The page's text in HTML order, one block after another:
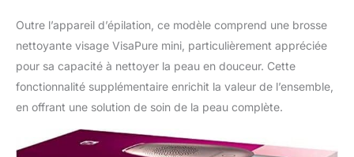
Outre l’appareil d’épilation, ce modèle comprend une brosse
nettoyante visage VisaPure mini, particulièrement appréciée
pour sa capacité à nettoyer la peau en douceur. Cette
fonctionnalité supplémentaire enrichit la valeur de l’ensemble,
en offrant une solution de soin de la peau complète.